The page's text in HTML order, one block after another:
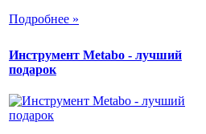
Подробнее »
Инструмент Metabo - лучший
подарок